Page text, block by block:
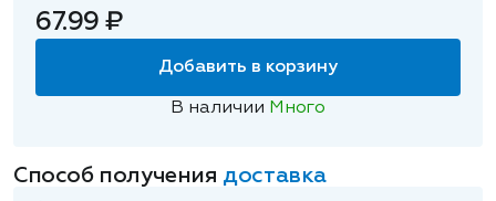
67.99 ₽
Добавить в корзину
В наличии Много
Способ получения доставка